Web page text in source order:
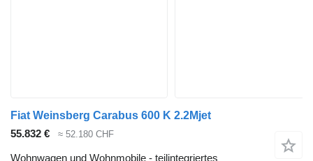
Fiat Weinsberg Carabus 600 K 2.2Mjet
55.832 €
≈ 52.180 CHF
Wohnwagen und Wohnmobile - teilintegriertes